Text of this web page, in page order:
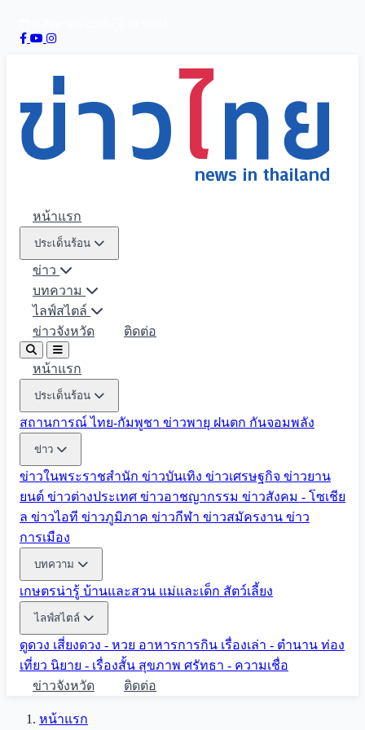
หน้าแรก
ประเด็นร้อน
ข่าว
บทความ
ไลฟ์สไตล์
ข่าวจังหวัด
ติดต่อ
หน้าแรก
ประเด็นร้อน
สถานการณ์ ไทย-กัมพูชา ข่าวพายุ ฝนตก กันจอมพลัง
ข่าว
ข่าวในพระราชสำนัก ข่าวบันเทิง ข่าวเศรษฐกิจ ข่าวยาน
ยนต์ ข่าวต่างประเทศ ข่าวอาชญากรรม ข่าวสังคม - โซเชีย
ล ข่าวไอที ข่าวภูมิภาค ข่าวกีฬา ข่าวสมัครงาน ข่าว
การเมือง
บทความ
เกษตรน่ารู้ บ้านและสวน แม่และเด็ก สัตว์เลี้ยง
ไลฟ์สไตล์
ดูดวง เสี่ยงดวง - หวย อาหารการกิน เรื่องเล่า - ตำนาน ท่อง
เที่ยว นิยาย - เรื่องสั้น สุขภาพ ศรัทธา - ความเชื่อ
ข่าวจังหวัด
ติดต่อ
หน้าแรก